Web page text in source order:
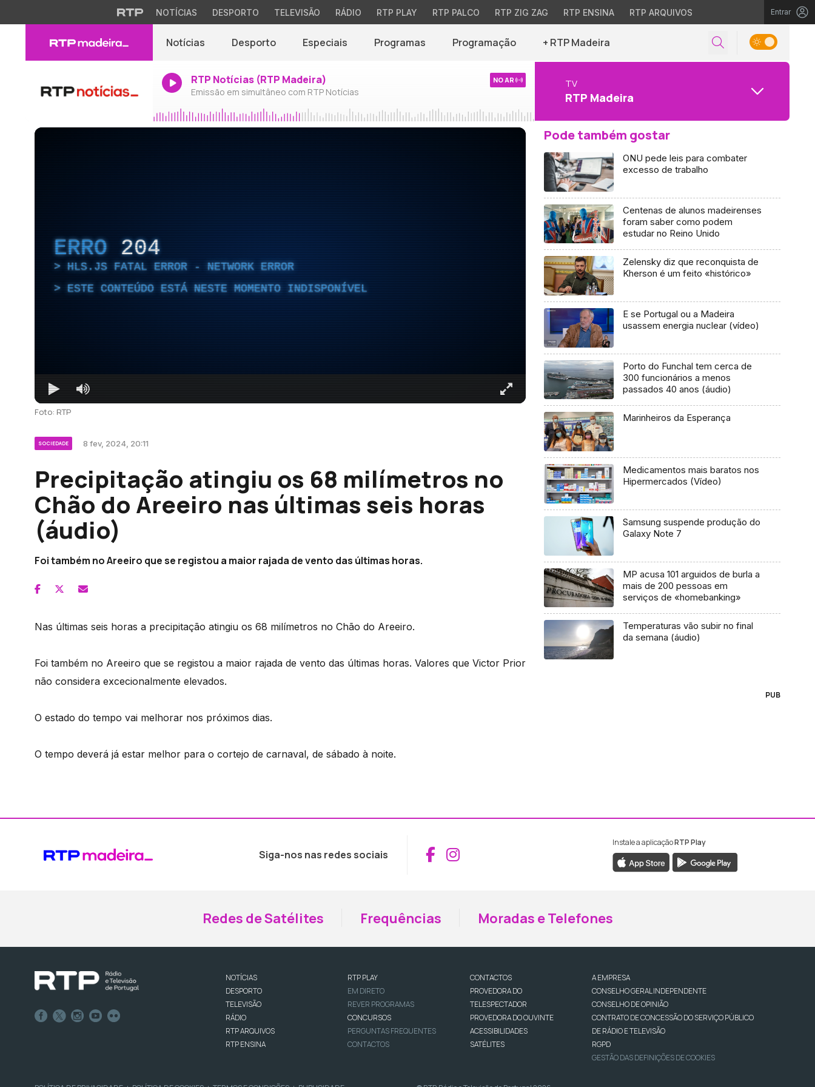
NOTÍCIAS DESPORTO TELEVISÃO RÁDIO RTP PLAY RTP PALCO RTP ZIG ZAG RTP ENSINA RTP ARQUIVOS Entrar
Notícias Desporto Especiais Programas Programação + RTP Madeira
RTP Notícias (RTP Madeira)
Emissão em simultâneo com RTP Notícias
NO AR TV
RTP Madeira
ERRO 204
HLS.JS FATAL ERROR - NETWORK ERROR
ESTE CONTEÚDO ESTÁ NESTE MOMENTO INDISPONÍVEL
Foto: RTP
SOCIEDADE 8 fev, 2024, 20:11
Precipitação atingiu os 68 milímetros no
Chão do Areeiro nas últimas seis horas
(áudio)
Foi também no Areeiro que se registou a maior rajada de vento das últimas horas.
Nas últimas seis horas a precipitação atingiu os 68 milímetros no Chão do Areeiro.
Foi também no Areeiro que se registou a maior rajada de vento das últimas horas. Valores que Victor Prior
não considera excecionalmente elevados.
O estado do tempo vai melhorar nos próximos dias.
O tempo deverá já estar melhor para o cortejo de carnaval, de sábado à noite.
Pode também gostar
ONU pede leis para combater
excesso de trabalho
Centenas de alunos madeirenses
foram saber como podem
estudar no Reino Unido
Zelensky diz que reconquista de
Kherson é um feito «histórico»
E se Portugal ou a Madeira
usassem energia nuclear (vídeo)
Porto do Funchal tem cerca de
300 funcionários a menos
passados 40 anos (áudio)
Marinheiros da Esperança
Medicamentos mais baratos nos
Hipermercados (Vídeo)
Samsung suspende produção do
Galaxy Note 7
MP acusa 101 arguidos de burla a
mais de 200 pessoas em
serviços de «homebanking»
Temperaturas vão subir no final
da semana (áudio)
PUB
Siga-nos nas redes sociais Aceder ao Facebook da RTP Madeira
Aceder ao Instagram da RTP Madeira
Instale a aplicaçãoRTP Play
Redes de Satélites Frequências Moradas e Telefones
NOTÍCIAS
DESPORTO
TELEVISÃO
RÁDIO
RTP ARQUIVOS
RTP ENSINA
RTP PLAY
EM DIRETO
REVER PROGRAMAS
CONCURSOS
PERGUNTAS FREQUENTES
CONTACTOS
CONTACTOS
PROVEDORA DO
TELESPECTADOR
PROVEDORA DO OUVINTE
ACESSIBILIDADES
SATÉLITES
A EMPRESA
CONSELHO GERAL INDEPENDENTE
CONSELHO DE OPINIÃO
CONTRATO DE CONCESSÃO DO SERVIÇO PÚBLICO
DE RÁDIO E TELEVISÃO
RGPD
GESTÃO DAS DEFINIÇÕES DE COOKIES